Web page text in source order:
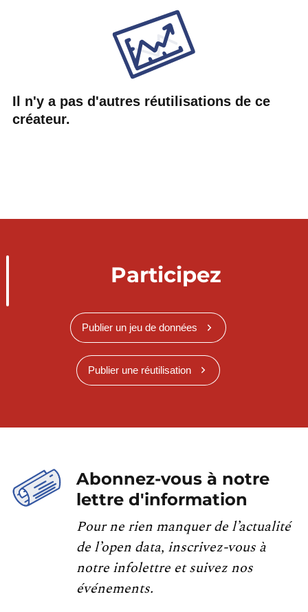
Il n'y a pas d'autres réutilisations de ce
créateur.
Participez
Publier un jeu de données
Publier une réutilisation
Abonnez-vous à notre
lettre d'information
Pour ne rien manquer de l’actualité
de l’open data, inscrivez-vous à
notre infolettre et suivez nos
événements.